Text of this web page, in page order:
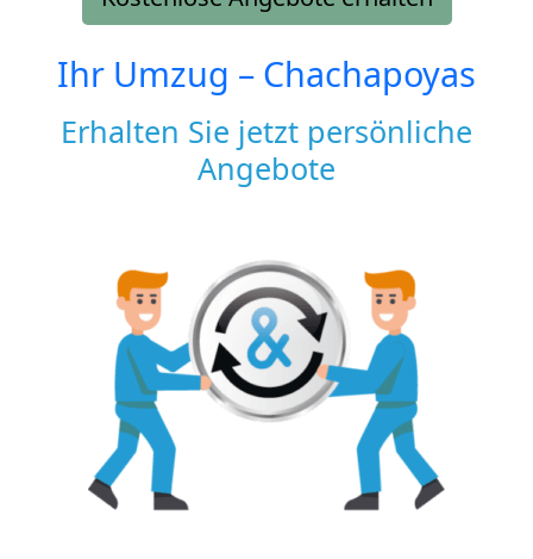
Ihr Umzug – Chachapoyas
Erhalten Sie jetzt persönliche
Angebote